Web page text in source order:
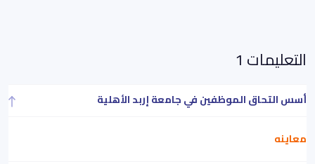
التعليمات 1
أسس التحاق الموظفين في جامعة إربد الأهلية
معاينه